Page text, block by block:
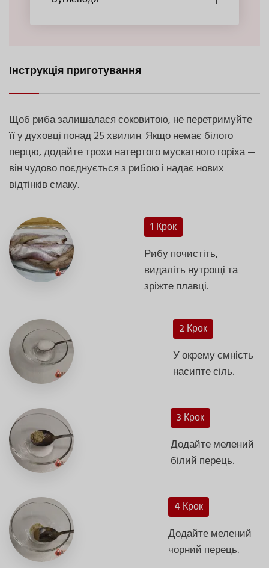
Інструкція приготування
Щоб риба залишалася соковитою, не перетримуйте
її у духовці понад 25 хвилин. Якщо немає білого
перцю, додайте трохи натертого мускатного горіха —
він чудово поєднується з рибою і надає нових
відтінків смаку.
1 Крок
Рибу почистіть,
видаліть нутрощі та
зріжте плавці.
2 Крок
У окрему ємність
насипте сіль.
3 Крок
Додайте мелений
білий перець.
4 Крок
Додайте мелений
чорний перець.